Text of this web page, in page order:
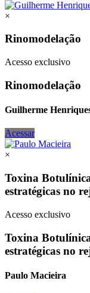
×
Rinomodelação
Acesso exclusivo
Rinomodelação
Guilherme
Acessar
×
Toxina
estratégicas no
Acesso exclusivo
Toxina
estratégicas no
Paulo Macieira